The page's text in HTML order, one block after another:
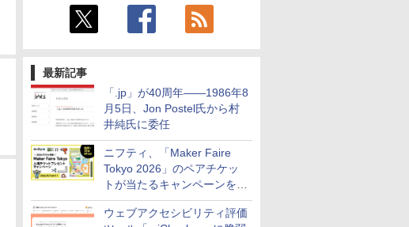
最新記事
「.jp」が40周年――1986年8
月5日、Jon Postel氏から村
井純氏に委任
ニフティ、「Maker Faire
Tokyo 2026」のペアチケッ
トが当たるキャンペーンをX
で実施。8月16日まで
ウェブアクセシビリティ評価